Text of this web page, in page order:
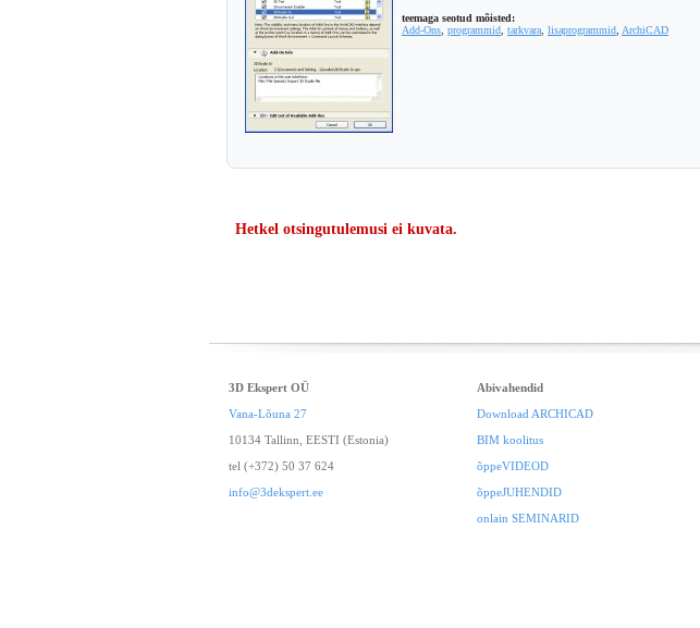
teemaga seotud mõisted:
Add-Ons programmid tarkvara lisaprogrammid ArchiCAD
Hetkel otsingutulemusi ei kuvata.
3D Ekspert OÜ
Vana-Lõuna 27
10134 Tallinn, EESTI (Estonia)
tel (+372) 50 37 624
info@3dekspert.ee
Abivahendid
Download ARCHICAD
BIM koolitus
õppeVIDEOD
õppeJUHENDID
onlain SEMINARID